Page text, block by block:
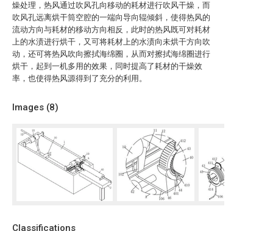
燥处理，热风通过吹风孔向移动的耗材进行吹风干燥，而
吹风孔远离烘干筒空腔的一端向导向辊倾斜，使得热风的
流动方向与耗材的移动方向相反，此时的热风既可对耗材
上的水渍进行烘干，又可将耗材上的水渍向未烘干方向吹
动，还可将热风吹向擦拭海绵圈，从而对擦拭海绵圈进行
烘干，起到一机多用的效果，同时提高了耗材的干燥效
率，也使得热风源得到了充分的利用。
Images (8)
Classifications